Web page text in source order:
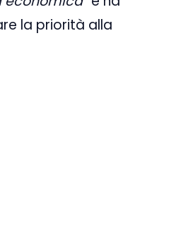
la priorità alla